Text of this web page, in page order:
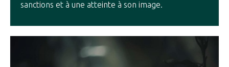
sanctions et à une atteinte à son image.